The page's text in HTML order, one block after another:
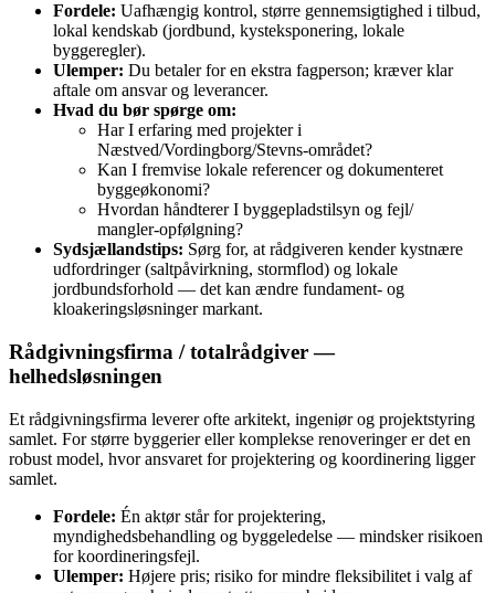
Fordele: Uafhængig kontrol, større gennemsigtighed i tilbud,
lokal kendskab (jordbund, kysteksponering, lokale
byggeregler).
Ulemper: Du betaler for en ekstra fagperson; kræver klar
aftale om ansvar og leverancer.
Hvad du bør spørge om:
Har I erfaring med projekter i
Næstved/Vordingborg/Stevns‑området?
Kan I fremvise lokale referencer og dokumenteret
byggeøkonomi?
Hvordan håndterer I byggepladstilsyn og fejl/
mangler‑opfølgning?
Sydsjællandstips: Sørg for, at rådgiveren kender kystnære
udfordringer (saltpåvirkning, stormflod) og lokale
jordbundsforhold — det kan ændre fundament- og
kloakeringsløsninger markant.
Rådgivningsfirma / totalrådgiver —
helhedsløsningen
Et rådgivningsfirma leverer ofte arkitekt, ingeniør og projektstyring
samlet. For større byggerier eller komplekse renoveringer er det en
robust model, hvor ansvaret for projektering og koordinering ligger
samlet.
Fordele: Én aktør står for projektering,
myndighedsbehandling og byggeledelse — mindsker risikoen
for koordineringsfejl.
Ulemper: Højere pris; risiko for mindre fleksibilitet i valg af